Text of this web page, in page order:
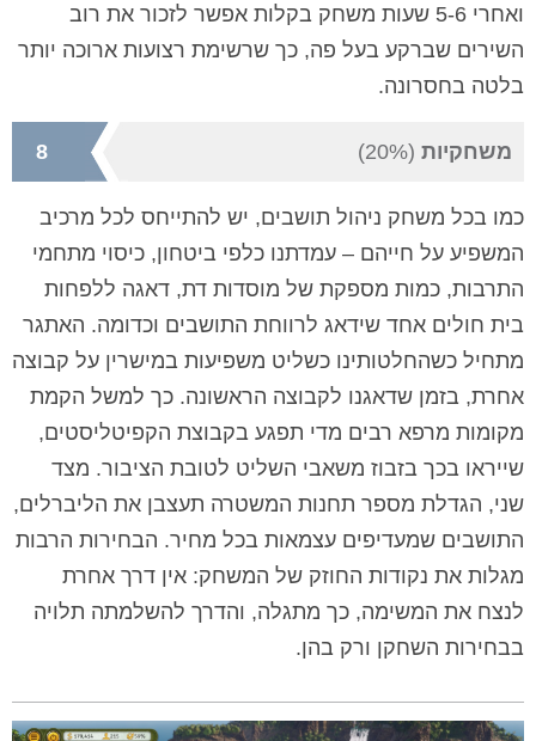
ואחרי 5-6 שעות משחק בקלות אפשר לזכור את רוב
השירים שברקע בעל פה, כך שרשימת רצועות ארוכה יותר
בלטה בחסרונה.
משחקיות (20%)
8
כמו בכל משחק ניהול תושבים, יש להתייחס לכל מרכיב
המשפיע על חייהם – עמדתנו כלפי ביטחון, כיסוי מתחמי
התרבות, כמות מספקת של מוסדות דת, דאגה ללפחות
בית חולים אחד שידאג לרווחת התושבים וכדומה. האתגר
מתחיל כשהחלטותינו כשליט משפיעות במישרין על קבוצה
אחרת, בזמן שדאגנו לקבוצה הראשונה. כך למשל הקמת
מקומות מרפא רבים מדי תפגע בקבוצת הקפיטליסטים,
שייראו בכך בזבוז משאבי השליט לטובת הציבור. מצד
שני, הגדלת מספר תחנות המשטרה תעצבן את הליברלים,
התושבים שמעדיפים עצמאות בכל מחיר. הבחירות הרבות
מגלות את נקודות החוזק של המשחק: אין דרך אחרת
לנצח את המשימה, כך מתגלה, והדרך להשלמתה תלויה
בבחירות השחקן ורק בהן.